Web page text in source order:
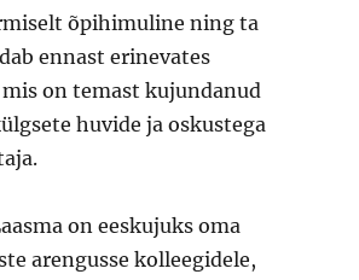
õpihimuline ning ta
ennast erinevates
on temast kujundanud
huvide ja oskustega
on eeskujuks oma
arengusse kolleegidele,